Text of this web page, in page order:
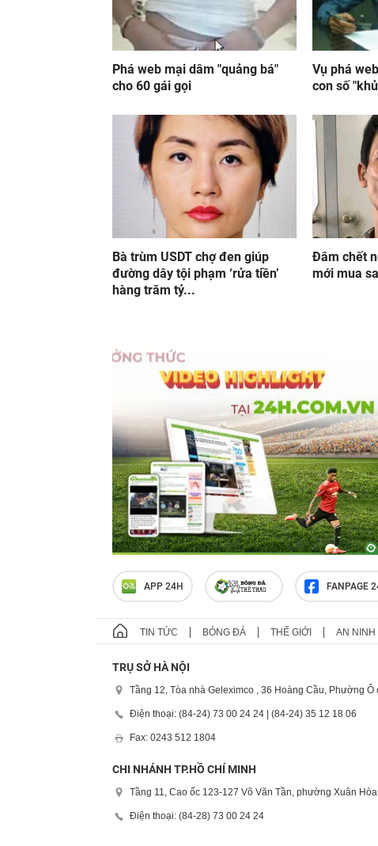
Phá web mại dâm "quảng bá"
cho 60 gái gọi
Vụ phá
con số
Bà trùm USDT chợ đen giúp
đường dây tội phạm ‘rửa tiền’
hàng trăm tỷ...
Đâm chết
mới mua
APP 24H FANPAGE
TIN TỨC BÓNG ĐÁ THẾ GIỚI AN NINH
TRỤ SỞ HÀ NỘI
Tầng 12, Tòa nhà Geleximco , 36 Hoàng Cầu, Phường Ô
Điện thoại: (84-24) 73 00 24 24 | (84-24) 35 12 18 06
Fax: 0243 512 1804
CHI NHÁNH TP.HỒ CHÍ MINH
Tầng 11, Cao ốc 123-127 Võ Văn Tần, phường Xuân
Điện thoại: (84-28) 73 00 24 24